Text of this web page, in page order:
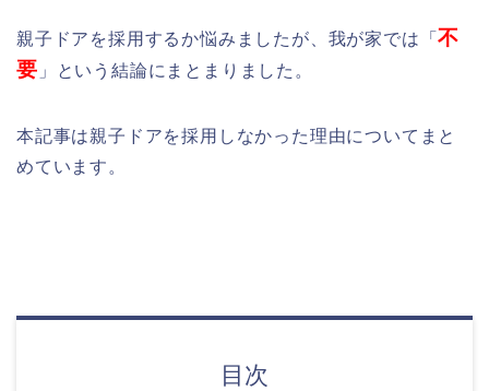
親子ドアを採用するか悩みましたが、我が家では「不
要 」という結論にまとまりました。
本記事は親子ドアを採用しなかった理由についてまと
めています。
目次